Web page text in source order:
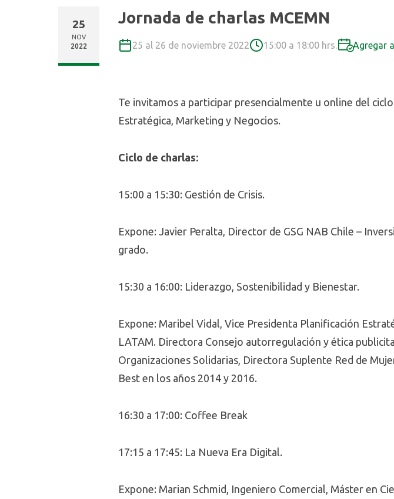
Jornada de charlas MCEMN
25 al 26 de noviembre 2022 15:00 a 18:00 hrs. Agregar
25
NOV
2022
Te invitamos a participar presencialmente u online del
Estratégica, Marketing y Negocios.
Ciclo de charlas:
15:00 a 15:30: Gestión de Crisis.
Expone: Javier Peralta, Director de GSG NAB Chile –
grado.
15:30 a 16:00: Liderazgo, Sostenibilidad y Bienestar.
Expone: Maribel Vidal, Vice Presidenta Planificación
LATAM. Directora Consejo autorregulación y ética
Organizaciones Solidarias, Directora Suplente Red de
Best en los años 2014 y 2016.
16:30 a 17:00: Coffee Break
17:15 a 17:45: La Nueva Era Digital.
Expone: Marian Schmid, Ingeniero Comercial, Máster en